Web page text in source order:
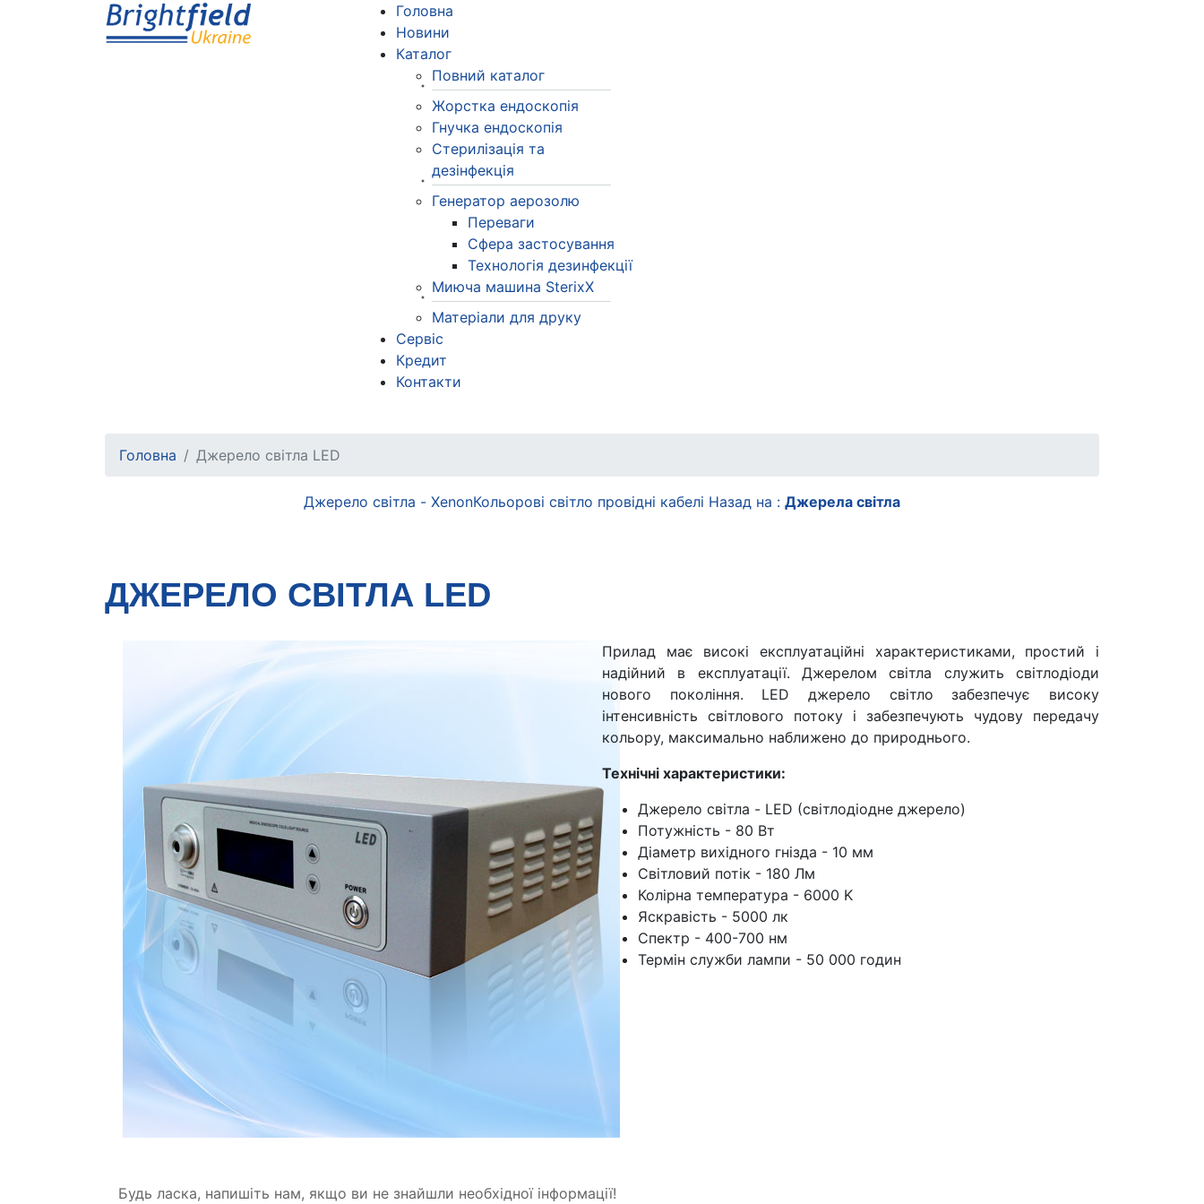
Головна
Новини
Каталог
Повний каталог
Жорстка ендоскопія
Гнучка ендоскопія
Стерилізація та
дезінфекція
Генератор аерозолю
Переваги
Сфера застосування
Технологія дезинфекції
Миюча машина SterixX
Матеріали для друку
Сервіс
Кредит
Контакти
Головна Джерело світла LED
Джерело світла - XenonКольорові світло провідні кабелі Назад на : Джерела світла
ДЖЕРЕЛО СВІТЛА LED
Прилад має високі експлуатаційні характеристиками, простий і
надійний в експлуатації. Джерелом світла служить світлодіоди
нового покоління. LED джерело світло забезпечує високу
інтенсивність світлового потоку і забезпечують чудову передачу
кольору, максимально наближено до природнього.
Технічні характеристики:
Джерело світла - LED (світлодіодне джерело)
Потужність - 80 Вт
Діаметр вихідного гнізда - 10 мм
Світловий потік - 180 Лм
Колірна температура - 6000 K
Яскравість - 5000 лк
Спектр - 400-700 нм
Термін служби лампи - 50 000 годин
Будь ласка, напишіть нам, якщо ви не знайшли необхідної інформації!